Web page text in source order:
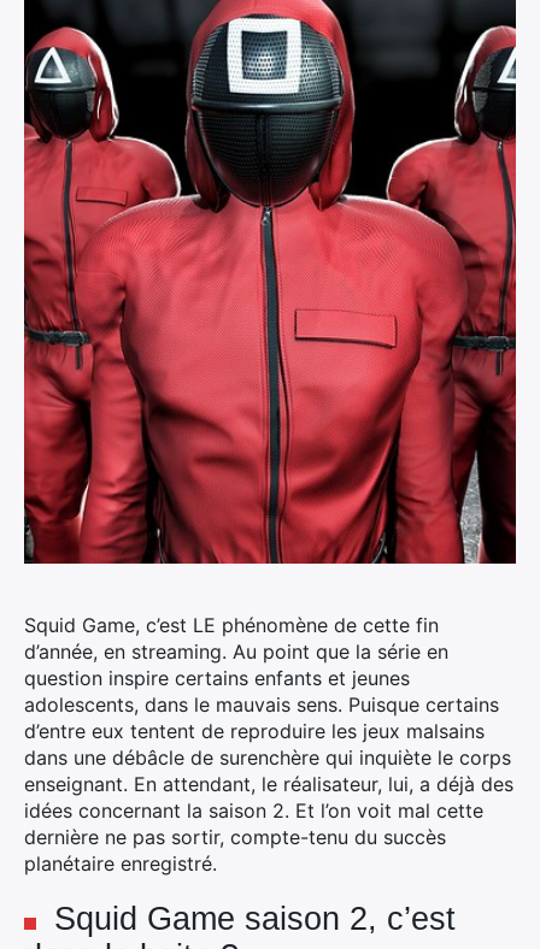
Squid Game, c’est LE phénomène de cette fin
d’année, en streaming. Au point que la série en
question inspire certains enfants et jeunes
adolescents, dans le mauvais sens. Puisque certains
d’entre eux tentent de reproduire les jeux malsains
dans une débâcle de surenchère qui inquiète le corps
enseignant. En attendant, le réalisateur, lui, a déjà des
idées concernant la saison 2. Et l’on voit mal cette
dernière ne pas sortir, compte-tenu du succès
planétaire enregistré.
Squid Game saison 2, c’est